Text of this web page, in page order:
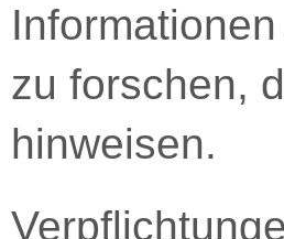
zu forschen,
hinweisen.